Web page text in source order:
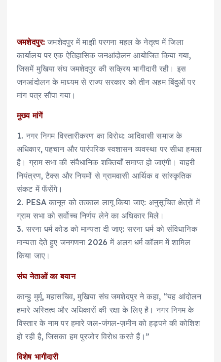
जमशेदपुर: जमशेदपुर में माझी परगना महल के नेतृत्व में जिला
कार्यालय पर एक ऐतिहासिक जनआंदोलन आयोजित किया गया,
जिसमें मुखिया संघ जमशेदपुर की सक्रिय भागीदारी रही। इस
जनआंदोलन के माध्यम से राज्य सरकार को तीन अहम बिंदुओं पर
मांग पत्र सौंपा गया।
मुख्य मांगें
1. नगर निगम विस्तारीकरण का विरोध: आदिवासी समाज के
अधिकार, पहचान और पारंपरिक स्वशासन व्यवस्था पर सीधा हमला
है। ग्राम सभा की संवैधानिक शक्तियाँ समाप्त हो जाएंगी। बाहरी
नियंत्रण, टैक्स और नियमों से ग्रामवासी आर्थिक व सांस्कृतिक
संकट में फँसेंगे।
2. PESA कानून को तत्काल लागू किया जाए: अनुसूचित क्षेत्रों में
ग्राम सभा को सर्वोच्च निर्णय लेने का अधिकार मिले।
3. सरना धर्म कोड को मान्यता दी जाए: सरना धर्म को संविधानिक
मान्यता देते हुए जनगणना 2026 में अलग धर्म कॉलम में शामिल
किया जाए।
संघ नेताओं का बयान
कान्हु मुर्मू, महासचिव, मुखिया संघ जमशेदपुर ने कहा, “यह आंदोलन
हमारे अस्तित्व और अधिकारों की रक्षा के लिए है। नगर निगम के
विस्तार के नाम पर हमारे जल-जंगल-ज़मीन को हड़पने की कोशिश
हो रही है, जिसका हम पुरजोर विरोध करते हैं।”
विशेष भागीदारी